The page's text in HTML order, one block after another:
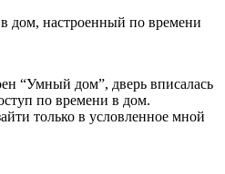
дом, настроенный по времени
“Умный дом”, дверь вписалась
по времени в дом.
только в условленное мной